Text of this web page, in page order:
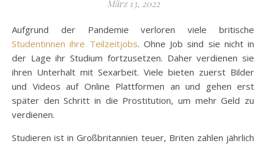
März 13, 2022
Aufgrund der Pandemie verloren viele britische
Studentinnen ihre Teilzeitjobs. Ohne Job sind sie nicht in
der Lage ihr Studium fortzusetzen. Daher verdienen sie
ihren Unterhalt mit Sexarbeit. Viele bieten zuerst Bilder
und Videos auf Online Plattformen an und gehen erst
später den Schritt in die Prostitution, um mehr Geld zu
verdienen.
Studieren ist in Großbritannien teuer, Briten zahlen jährlich